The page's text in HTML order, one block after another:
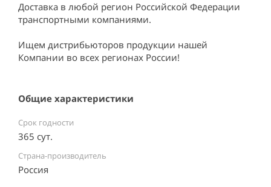
Доставка в любой регион Российской Федерации
транспортными компаниями.
Ищем дистрибьюторов продукции нашей
Компании во всех регионах России!
Общие характеристики
Срок годности
365 сут.
Страна-производитель
Россия ⠀